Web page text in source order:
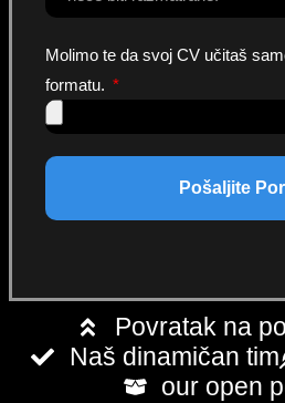
Molimo te da svoj CV učitaš
formatu.
Pošaljite
Povratak na
Naš dinamičan tim
our open